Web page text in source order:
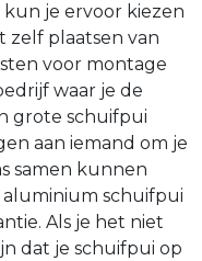
je ervoor kiezen
zelf plaatsen van
voor montage
waar je de
grote schuifpui
aan iemand om je
samen kunnen
aluminium schuifpui
Als je het niet
dat je schuifpui op